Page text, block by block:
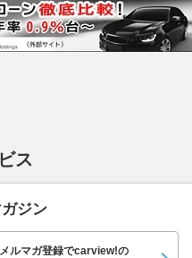
ス
ジン
メルマガ登録でcarview!の